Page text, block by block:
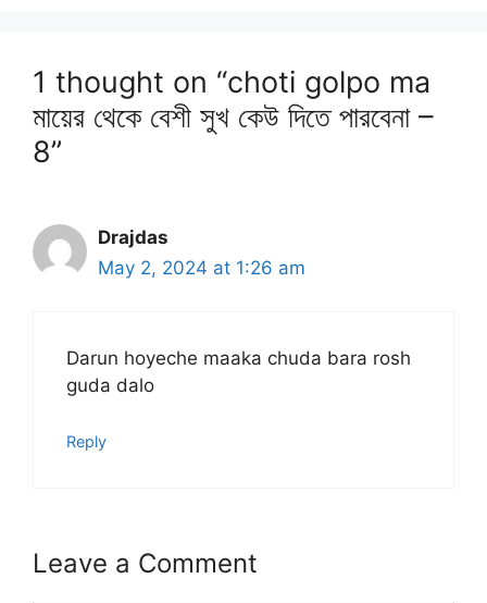
1 thought on “choti golpo ma
মায়ের থেকে বেশী সুখ কেউ দিতে পারবেনা –
8”
Drajdas
May 2, 2024 at 1:26 am
Darun hoyeche maaka chuda bara rosh
guda dalo
Reply
Leave a Comment